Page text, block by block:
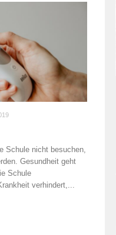
Schule nicht besuchen,
Gesundheit geht
Schule
verhindert,...